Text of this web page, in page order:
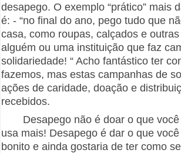
desapego. O exemplo “prático” mais
é: - “no final do ano, pego tudo que
casa, como roupas, calçados e
alguém ou uma instituição que faz
solidariedade! “ Acho fantástico ter
fazemos, mas estas campanhas de
ações de caridade, doação e
recebidos.
Desapego não é doar o que
usa mais! Desapego é dar o que
bonito e ainda gostaria de ter como